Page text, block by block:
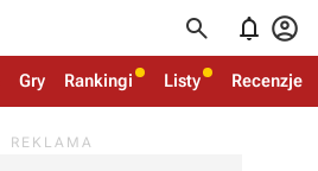
  
Gry Rankingi Listy Recenzje